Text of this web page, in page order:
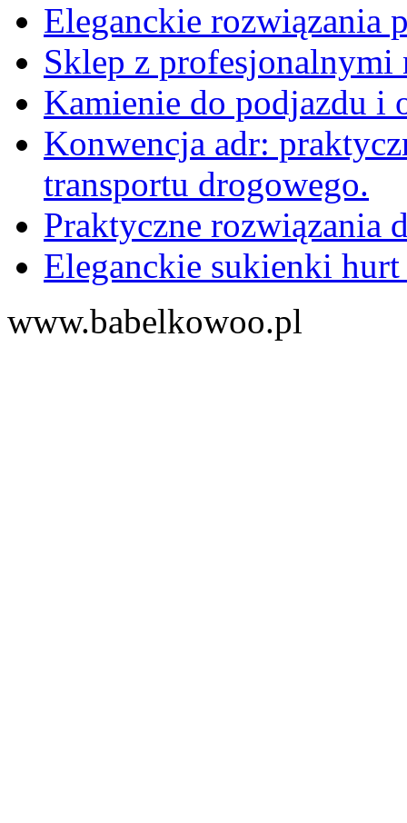
Eleganckie rozwiązania
Sklep z profesjonalnymi
Kamienie do podjazdu i
Konwencja adr:
transportu drogowego.
Praktyczne rozwiązania
Eleganckie sukienki
www.babelkowoo.pl